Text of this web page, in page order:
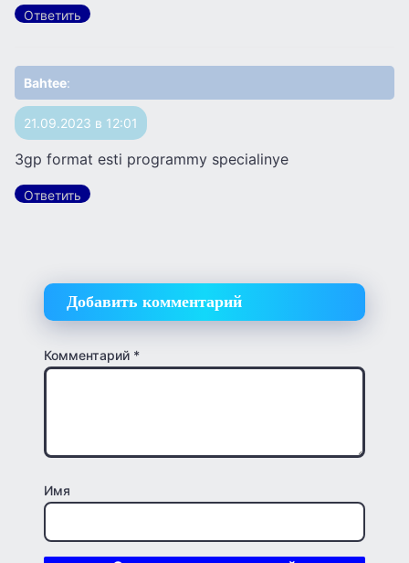
Ответить
Bahtee:
21.09.2023 в 12:01
3gp format esti programmy specialinye
Ответить
Добавить комментарий
Комментарий *
Имя